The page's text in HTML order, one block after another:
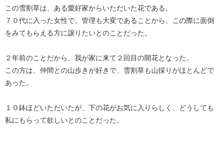
この雪割草は、ある愛好家からいただいた花である。
７０代に入った女性で、管理も大変であることから、この際に面倒
をみてもらえる方に譲りたいとのことだった。
２年前のことだから、我が家に来て２回目の開花となった。
この方は、仲間との山歩きが好きで、雪割草も山採りがほとんどで
あった。
１０鉢ほどいただいたが、下の花がお気に入りらしく、どうしても
私にもらって欲しいとのことだった。